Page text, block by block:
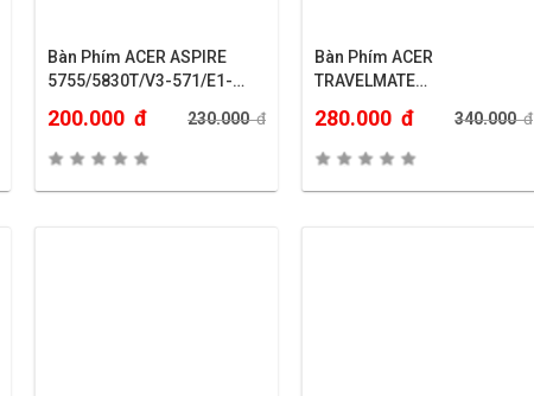
Bàn Phím ACER ASPIRE
5755/5830T/V3-571/E1-
200.000 đ 230.000đ
Bàn Phím ACER
TRAVELMATE
280.000 đ 340.000đ